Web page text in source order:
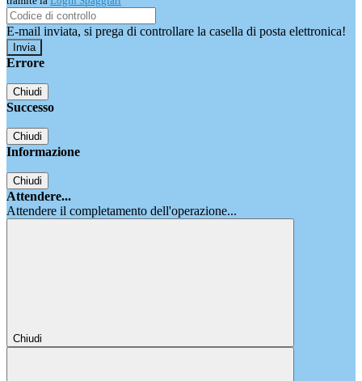
E-mail inviata, si prega di controllare la casella di posta elettronica!
Errore
Chiudi
Successo
Chiudi
Informazione
Chiudi
Attendere...
Attendere il completamento dell'operazione...
Chiudi